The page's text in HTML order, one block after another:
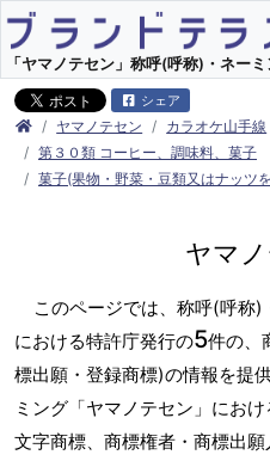
「ヤマノテセン」称呼(呼称)・ネー
シェア
ヤマノテセン カラオケ山手線
第３０類 コーヒー、調味料、菓子
菓子(果物・野菜・豆類又はナッツ
ヤマ
このページでは、称呼(呼称)
における特許庁発行の5件の、
標出願・登録商標)の情報を提
ミング「ヤマノテセン」にお
文字商標、商標権者・商標出